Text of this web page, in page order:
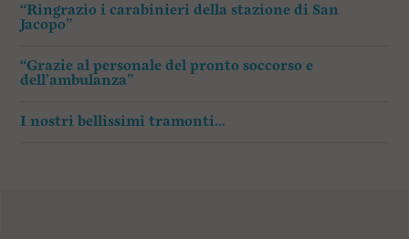
“Ringrazio i carabinieri della stazione di San
Jacopo”
“Grazie al personale del pronto soccorso e
dell’ambulanza”
I nostri bellissimi tramonti…